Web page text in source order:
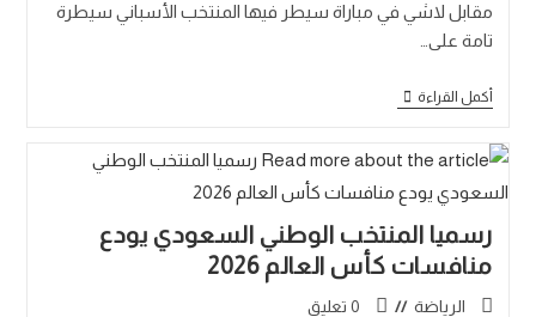
مقابل لاشي في مباراة سيطر فيها المنتخب الأسباني سيطرة
تامة على…
أكمل القراءة
رسميا المنتخب الوطني السعودي يودع
منافسات كأس العالم 2026
الرياضة 0 تعليق